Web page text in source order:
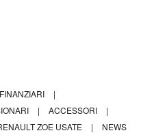
|
| ACCESSORI
|
ZOE USATE |
NEWS